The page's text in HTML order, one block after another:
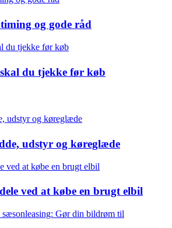
og gode råd
du tjekke før køb
udstyr og køreglæde
ved at købe en brugt elbil